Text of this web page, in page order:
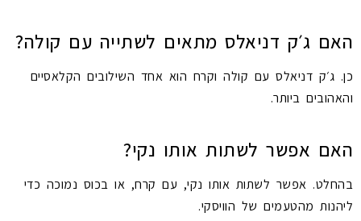
האם ג׳ק דניאלס מתאים לשתייה עם קולה?
כן. ג׳ק דניאלס עם קולה וקרח הוא אחד השילובים הקלאסיים
והאהובים ביותר.
האם אפשר לשתות אותו נקי?
בהחלט. אפשר לשתות אותו נקי, עם קרח, או בכוס נמוכה כדי
ליהנות מהטעמים של הוויסקי.